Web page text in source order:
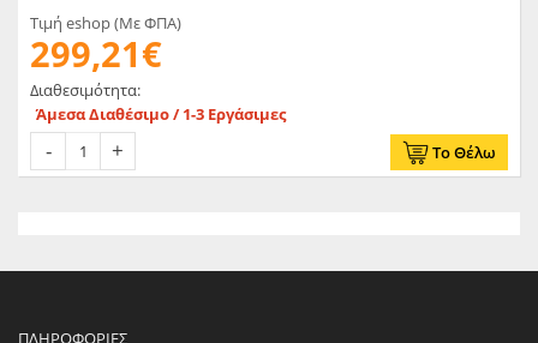
Τιμή eshop (Με ΦΠΑ)
299,21€
Διαθεσιμότητα:
Άμεσα Διαθέσιμο / 1-3 Εργάσιμες
Το Θέλω
ΠΛΗΡΟΦΟΡΊΕΣ